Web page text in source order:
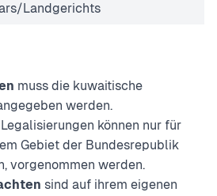
Landgerichts
muss die kuwaitische
werden.
können nur für
Gebiet der Bundesrepublik
vorgenommen werden.
sind auf ihrem eigenen